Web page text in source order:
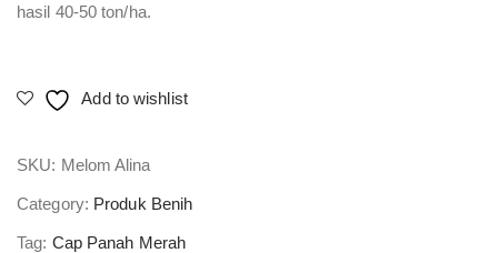
hasil 40-50 ton/ha.
Add to wishlist
SKU: Melom Alina
Category: Produk Benih
Tag: Cap Panah Merah